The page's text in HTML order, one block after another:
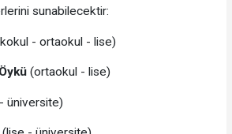
sunabilecektir:
- ortaokul - lise)
(ortaokul - lise)
üniversite)